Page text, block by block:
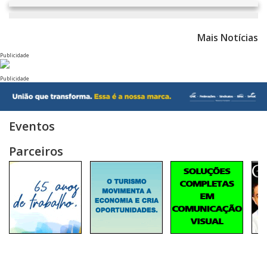
Mais Notícias
Publicidade
Publicidade
Eventos
Parceiros